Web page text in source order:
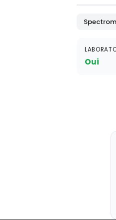
Oui